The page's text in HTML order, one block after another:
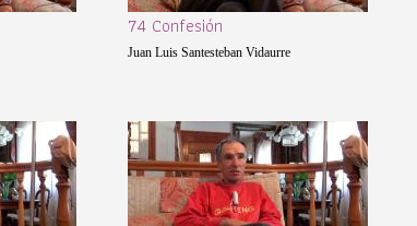
74 Confesión
Juan Luis Santesteban Vidaurre